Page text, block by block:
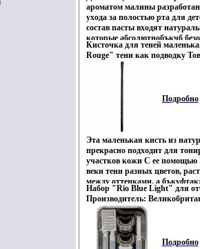
ароматом малины
ухода за полостью рта для
состав пасты входят
которые абсолютнобъкчб
Натуральные молочные
формировании местного
защиту от бактерий
сочетании с маннитом и
лакричника защищает зубы
кальций, получвижетенный
усваивается и помогает в
эмали детских зубов Мягкие
компоненты бережно
кровоточивость десен,
налета Активные
экстракт лакричника,
лактопероксидаза, оксидаза
лизоцим Характеристики:
упаковки: 13,5 см х 5 см х 6
сертифицирован.
Кисточка для теней
Rouge" тени как подводку
инфо 1725o.
Подробно
Эта маленькая кисть из
прекрасно подходит для
участков кожи С ее помощью
веки тени разных цветов,
между оттенками, а
толстые линии Эту кисточку
применять для проработки
вдоль нижнего и верхнего
Обмакнув кисточку в воду, а
сможете нанести тени как
сертифицирован.
Набор "Rio Blue Light" для
Производитель:
инфо 1727o.
Подробно